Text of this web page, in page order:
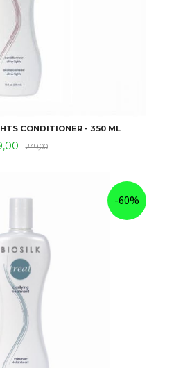
CONDITIONER - 350 ML
249,00Rabatt
-60%